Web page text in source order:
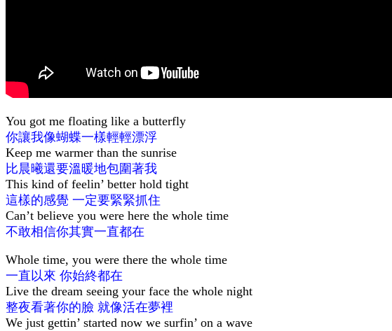
You got me floating like a butterfly
你讓我像蝴蝶一樣輕輕漂浮
Keep me warmer than the sunrise
比晨曦還要溫暖地包圍著我
This kind of feelin’ better hold tight
這樣的感覺 一定要緊緊抓住
Can’t believe you were here the whole time
不敢相信你其實一直都在
Whole time, you were there the whole time
一直以來 你始終都在
Live the dream seeing your face the whole night
整夜看著你的臉 就像活在夢裡
We just gettin’ started now we surfin’ on a wave